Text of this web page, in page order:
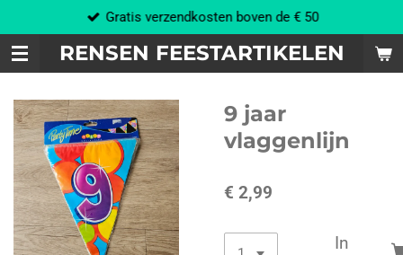
direct
naar
de
hoofdinhoud
RENSEN FEESTARTIKELEN
Gratis verzendkosten boven de € 50
9 jaar
vlaggenlijn
€ 2,99
In